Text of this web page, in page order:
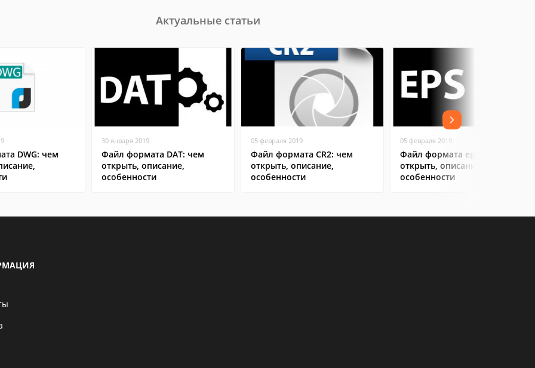
Актуальные статьи
DWG: чем
30 января 2019
Файл формата DAT: чем
открыть, описание,
особенности
05 февраля 2019
Файл формата CR2: чем
открыть, описание,
особенности
05 февраля 2019
Файл формата eps: чем
открыть, описание,
особенности